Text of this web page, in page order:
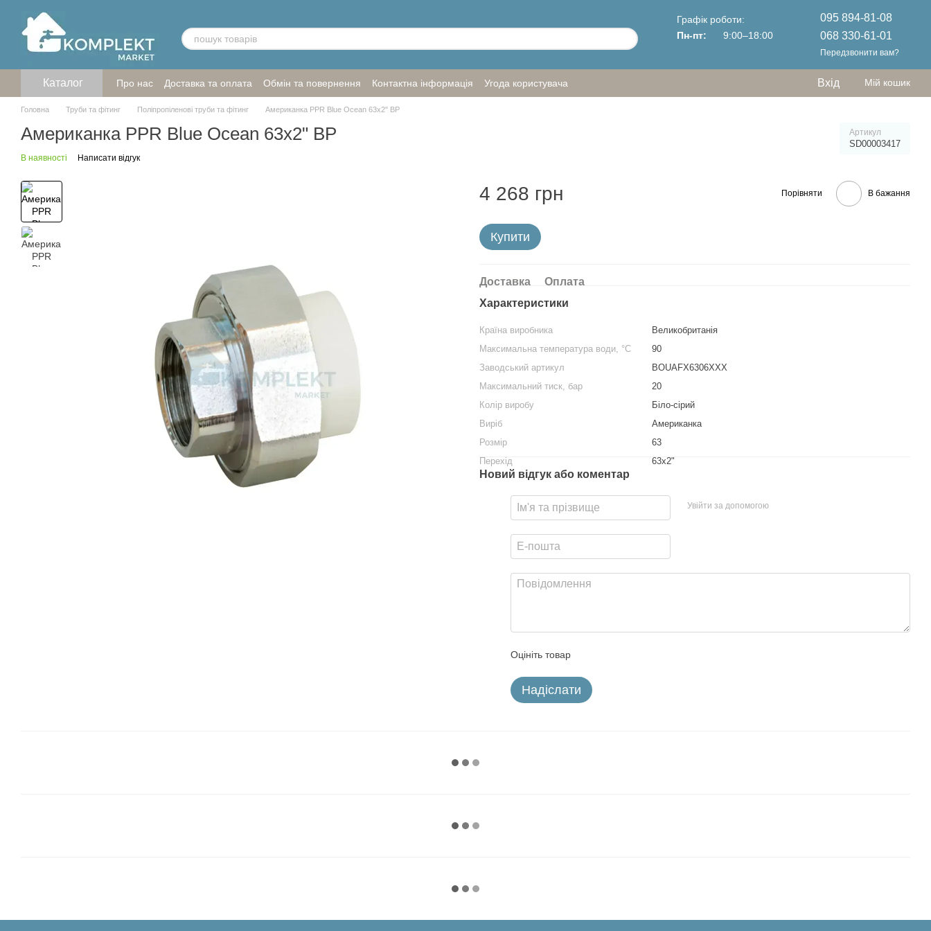
Перейти до основного контенту
Графік роботи:
Пн-пт:
9:00–18:00
095 894-81-08
068 330-61-01
Передзвонити вам?
Каталог Про нас Доставка та оплата Обмін та повернення Контактна інформація Угода користувача Вхід Мій кошик
Головна Труби та фітинг Поліпропіленові труби та фітинг Американка PPR Blue Ocean 63х2" ВР
Американка PPR Blue Ocean 63х2" ВР Артикул
SD00003417
В наявності Написати відгук
4 268 грн Порівняти В бажання
Купити
Доставка
Оплата
Характеристики
Країна виробника
Великобританія
Максимальна температура води, °С
90
Заводський артикул
BOUAFX6306XXX
Максимальний тиск, бар
20
Колір виробу
Біло-сірий
Виріб
Американка
Розмір
63
Перехід
63х2"
Новий відгук або коментар
Увійти за допомогою
Оцініть товар
Надіслати